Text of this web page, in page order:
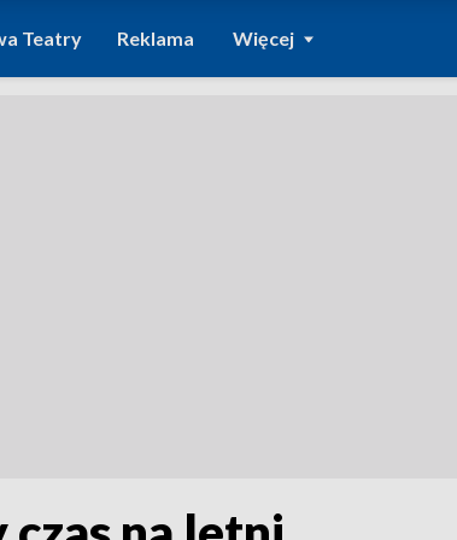
Teatry Reklama Więcej